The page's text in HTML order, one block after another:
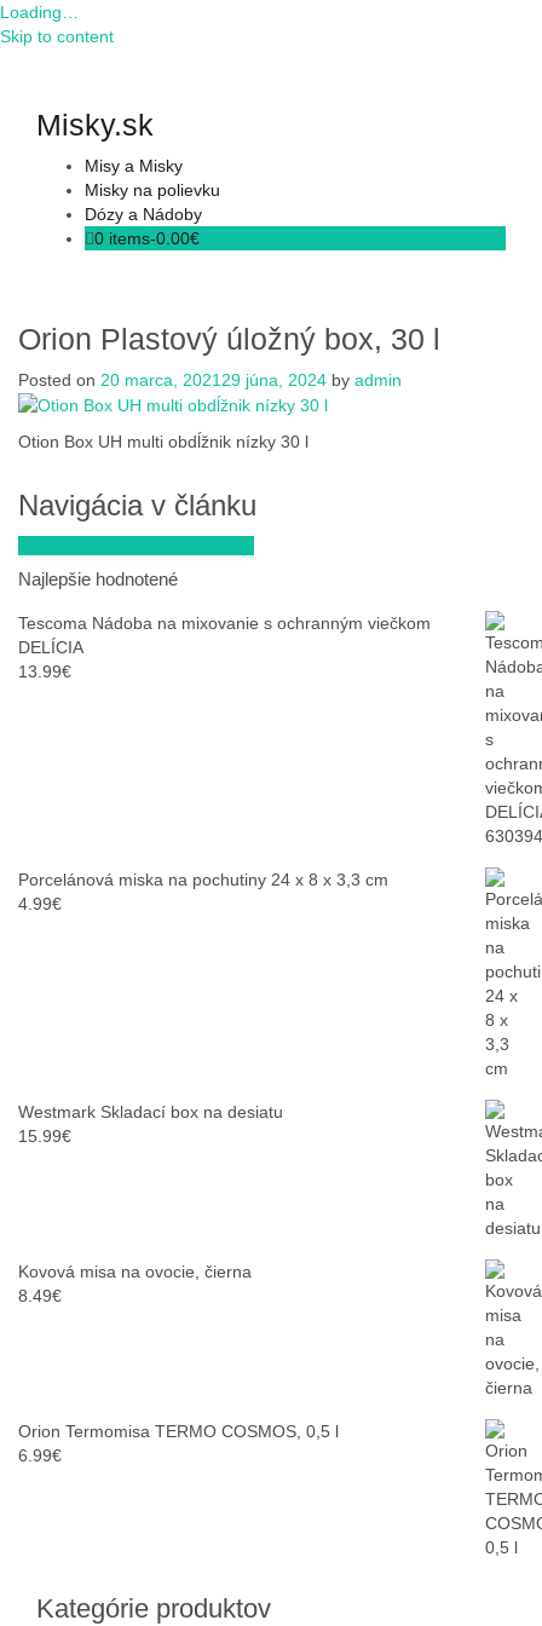
Loading…
Skip to content
Misky.sk
Misy a Misky
Misky na polievku
Dózy a Nádoby
0 items-0.00€
Orion Plastový úložný box, 30 l
Posted on 20 marca, 2021 29 júna, 2024 by admin
Otion Box UH multi obdĺžnik nízky 30 l
Navigácia v článku
Najlepšie hodnotené
Tescoma Nádoba na mixovanie s ochranným viečkom
DELÍCIA
13.99€
Porcelánová miska na pochutiny 24 x 8 x 3,3 cm
4.99€
Westmark Skladací box na desiatu
15.99€
Kovová misa na ovocie, čierna
8.49€
Orion Termomisa TERMO COSMOS, 0,5 l
6.99€
Kategórie produktov